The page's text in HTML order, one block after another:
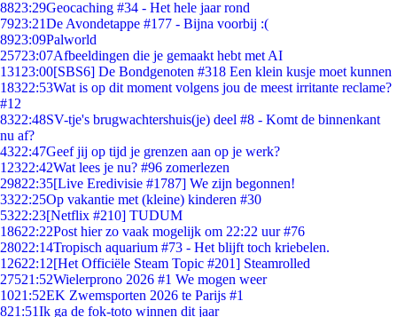
8823:29Geocaching #34 - Het hele jaar rond
7923:21De Avondetappe #177 - Bijna voorbij :(
8923:09Palworld
25723:07Afbeeldingen die je gemaakt hebt met AI
131 23:00[SBS6] De Bondgenoten #318 Een klein kusje moet kunnen
18322:53Wat is op dit moment volgens jou de meest irritante reclame?
#12
8322:48SV-tje's brugwachtershuis(je) deel #8 - Komt de binnenkant
nu af?
4322:47Geef jij op tijd je grenzen aan op je werk?
12322:42Wat lees je nu? #96 zomerlezen
29822:35[Live Eredivisie #1787] We zijn begonnen!
3322:25Op vakantie met (kleine) kinderen #30
5322:23[Netflix #210] TUDUM
18622:22Post hier zo vaak mogelijk om 22:22 uur #76
28022:14Tropisch aquarium #73 - Het blijft toch kriebelen.
12622:12[Het Officiële Steam Topic #201] Steamrolled
27521:52Wielerprono 2026 #1 We mogen weer
1021:52EK Zwemsporten 2026 te Parijs #1
821:51Ik ga de fok-toto winnen dit jaar